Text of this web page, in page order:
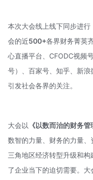
本次大会线上线下同步进
会的近500+各界财务菁英
心直播平台、CFODC视频
号）、百家号、知乎、新
引发社会各界的关注。
大会以 《以数而治的财务
数智的力量、财务的力量
三角地区经济转型升级和
了企业当下的迫切需要。